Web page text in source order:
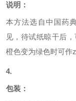
说明：
本方法选自中国药
见，待试纸晾干后
橙色变为绿色时可作
4.
包装：